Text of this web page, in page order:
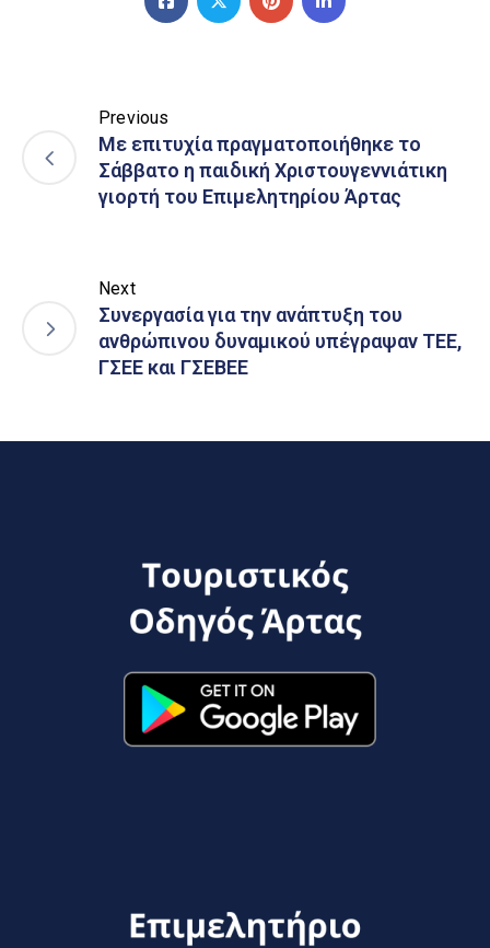
Previous
Με επιτυχία πραγματοποιήθηκε το
Σάββατο η παιδική Χριστουγεννιάτικη
γιορτή του Επιμελητηρίου Άρτας
Next
Συνεργασία για την ανάπτυξη του
ανθρώπινου δυναμικού υπέγραψαν ΤΕΕ,
ΓΣΕΕ και ΓΣΕΒΕΕ